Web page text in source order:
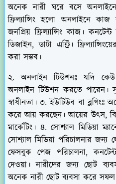
অনেক নারী ঘরে বসে অনলাইনে
ফ্রিল্যান্সিং হলো অনলাইনে
জনপ্রিয় ফ্রিল্যান্সিং কাজ।
ডিজাইন, ডাটা এন্ট্রি।
করা সম্ভব।
২. অনলাইন টিউশনঃ যদি
অনলাইন টিউশন করতে পারেন।
স্বাধীনতা। ৩. ইউটিউব বা ব্লগিংঃ
করে আয় করছেন। আয়ের উৎস,
মার্কেটিং। ৪. সোশ্যাল মিডিয়া
সোশ্যাল মিডিয়া পরিচালনার
ফেসবুক পেজ পরিচালনা,
দেওয়া। নারীদের জন্য ছোট
অনেক নারী ছোট ব্যবসা করে সফল